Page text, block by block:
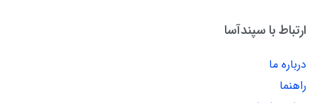
ارتباط با سپندآسا
درباره ما
راهنما